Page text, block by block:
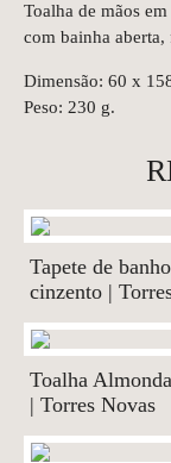
Toalha de mãos
com bainha aberta,
Dimensão: 60 x
Peso: 230 g.
Tapete de banho
cinzento |
Toalha
| Torres Novas